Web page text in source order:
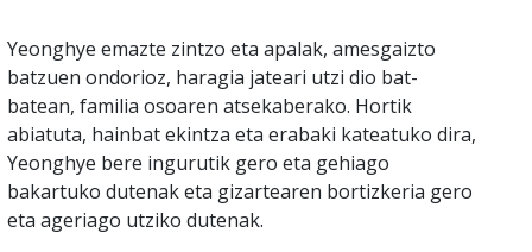
Yeonghye emazte zintzo eta apalak, amesgaizto
batzuen ondorioz, haragia jateari utzi dio bat-
batean, familia osoaren atsekaberako. Hortik
abiatuta, hainbat ekintza eta erabaki kateatuko dira,
Yeonghye bere ingurutik gero eta gehiago
bakartuko dutenak eta gizartearen bortizkeria gero
eta ageriago utziko dutenak.